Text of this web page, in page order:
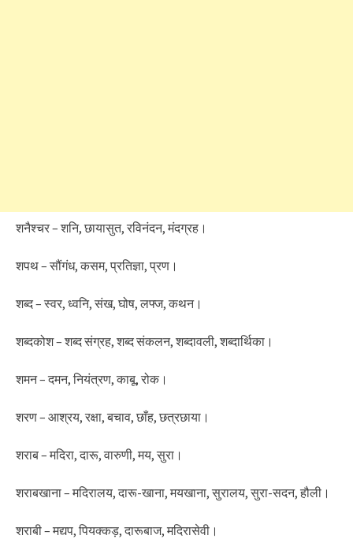
शनैश्चर – शनि, छायासुत, रविनंदन, मंदग्रह।
शपथ – सौंगंध, कसम, प्रतिज्ञा, प्रण।
शब्द – स्वर, ध्वनि, संख, घोष, लफ्ज, कथन।
शब्दकोश – शब्द संग्रह, शब्द संकलन, शब्दावली, शब्दार्थिका।
शमन – दमन, नियंत्रण, काबू, रोक।
शरण – आश्रय, रक्षा, बचाव, छाँह, छत्रछाया।
शराब – मदिरा, दारू, वारुणी, मय, सुरा।
शराबखाना – मदिरालय, दारू-खाना, मयखाना, सुरालय, सुरा-सदन, हौली।
शराबी – मद्यप, पियक्कड़, दारूबाज, मदिरासेवी।